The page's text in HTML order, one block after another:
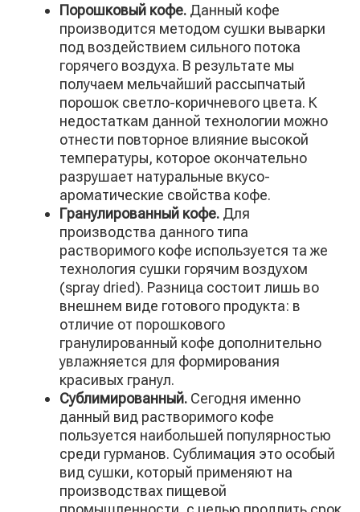
Порошковый кофе. Данный кофе
производится методом сушки выварки
под воздействием сильного потока
горячего воздуха. В результате мы
получаем мельчайший рассыпчатый
порошок светло-коричневого цвета. К
недостаткам данной технологии можно
отнести повторное влияние высокой
температуры, которое окончательно
разрушает натуральные вкусо-
ароматические свойства кофе.
Гранулированный кофе. Для
производства данного типа
растворимого кофе используется та же
технология сушки горячим воздухом
(spray dried). Разница состоит лишь во
внешнем виде готового продукта: в
отличие от порошкового
гранулированный кофе дополнительно
увлажняется для формирования
красивых гранул.
Сублимированный. Сегодня именно
данный вид растворимого кофе
пользуется наибольшей популярностью
среди гурманов. Сублимация это особый
вид сушки, который применяют на
производствах пищевой